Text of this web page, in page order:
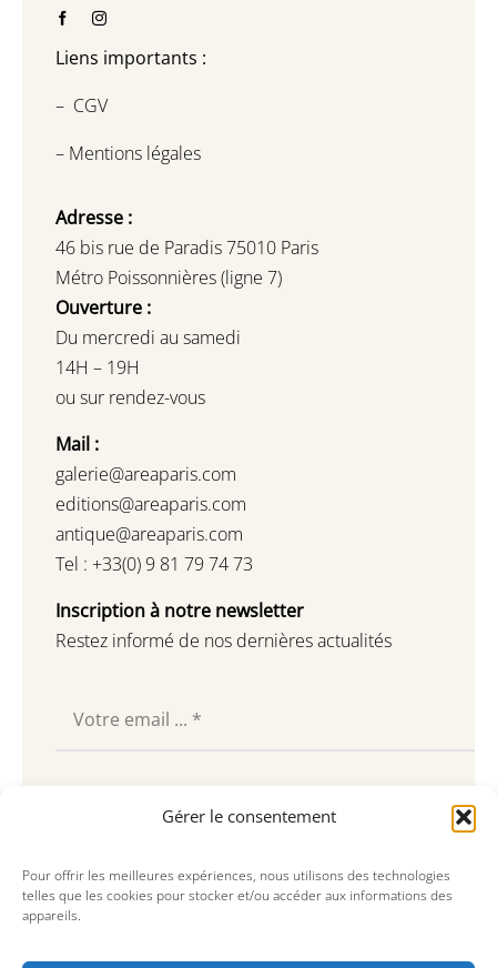
Gérer le consentement
Pour offrir les meilleures expériences, nous utilisons des technologies
telles que les cookies pour stocker et/ou accéder aux informations des
appareils.
Liens importants :
– CGV
– Mentions légales
Adresse :
46 bis rue de Paradis 75010 Paris
Métro Poissonnières (ligne 7)
Ouverture :
Du mercredi au samedi
14H – 19H
ou sur rendez-vous
Mail :
galerie@areaparis.com
editions@areaparis.com
antique@areaparis.com
Tel : +33(0) 9 81 79 74 73
Inscription à notre newsletter
Restez informé de nos dernières actualités
Souscrire